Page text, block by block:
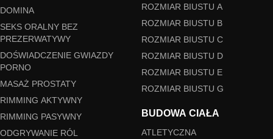
DOMINA
SEKS ORALNY BEZ
PREZERWATYWY
DOŚWIADCZENIE GWIAZDY
PORNO
MASAŻ PROSTATY
RIMMING AKTYWNY
RIMMING PASYWNY
ODGRYWANIE RÓL
ROZMIAR BIUSTU A
ROZMIAR BIUSTU B
ROZMIAR BIUSTU C
ROZMIAR BIUSTU D
ROZMIAR BIUSTU E
ROZMIAR BIUSTU G
BUDOWA CIAŁA
ATLETYCZNA